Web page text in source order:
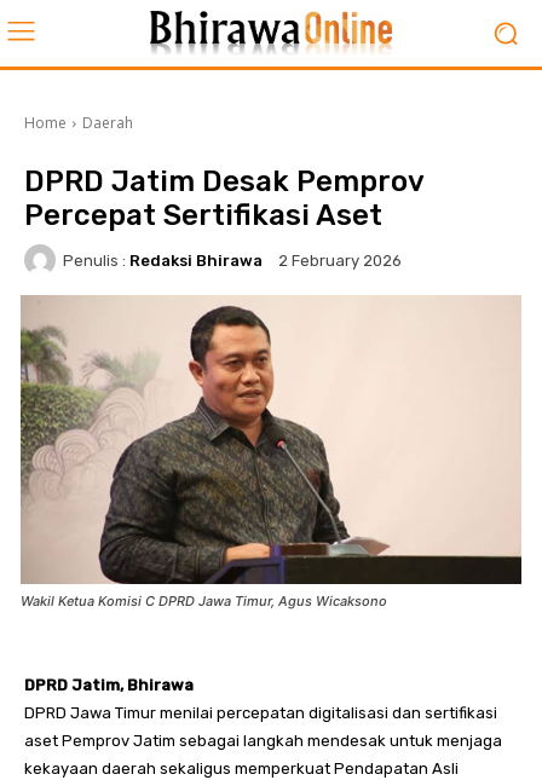
Home Daerah
DPRD Jatim Desak Pemprov
Percepat Sertifikasi Aset
Penulis : Redaksi Bhirawa 2 February 2026
Wakil Ketua Komisi C DPRD Jawa Timur, Agus Wicaksono
DPRD Jatim, Bhirawa
DPRD Jawa Timur menilai percepatan digitalisasi dan sertifikasi
aset Pemprov Jatim sebagai langkah mendesak untuk menjaga
kekayaan daerah sekaligus memperkuat Pendapatan Asli